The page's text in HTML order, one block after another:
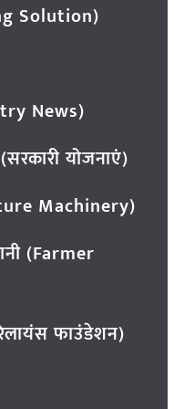
Solution)
News)
योजनाएं)
Machinery)
(Farmer
फाउंडेशन)